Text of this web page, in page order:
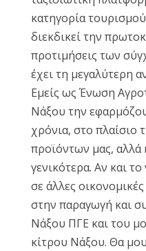
κατηγορία
διεκδικεί την
προτιμήσεις των
έχει τη μεγαλύτερη
Εμείς ως Ένωση
Νάξου την
χρόνια, στο
προϊόντων μας, αλλά
γενικότερα. Αν και το
σε άλλες
στην παραγωγή και
Νάξου ΠΓΕ και του
κίτρου Νάξου. Θα